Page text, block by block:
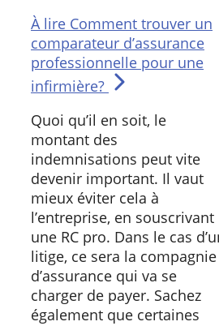
À lire Comment trouver un
comparateur d’assurance
professionnelle pour une
infirmière?
Quoi qu’il en soit, le
montant des
indemnisations peut vite
devenir important. Il vaut
mieux éviter cela à
l’entreprise, en souscrivant
une RC pro. Dans le cas
litige, ce sera la compagnie
d’assurance qui va se
charger de payer. Sachez
également que certaines